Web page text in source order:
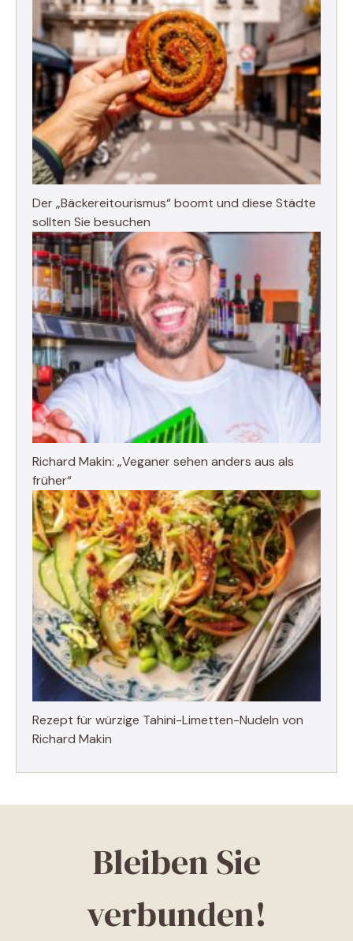
Der „Bäckereitourismus“ boomt und diese Städte
sollten Sie besuchen
Richard Makin: „Veganer sehen anders aus als
früher“
Rezept für würzige Tahini-Limetten-Nudeln von
Richard Makin
Bleiben Sie
verbunden!